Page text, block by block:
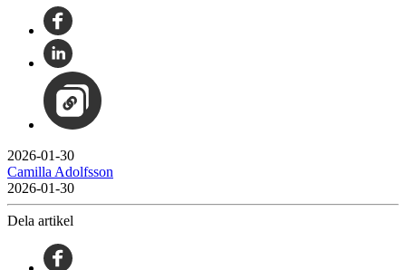
2026-01-30
Camilla Adolfsson
2026-01-30
Dela artikel